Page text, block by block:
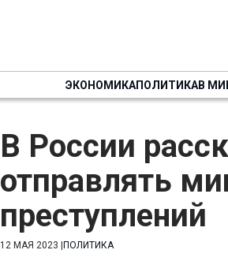
ЭКОНОМИКАПОЛИТИКАВ
В России
отправлять
преступлений
12 МАЯ 2023 ПОЛИТИКА